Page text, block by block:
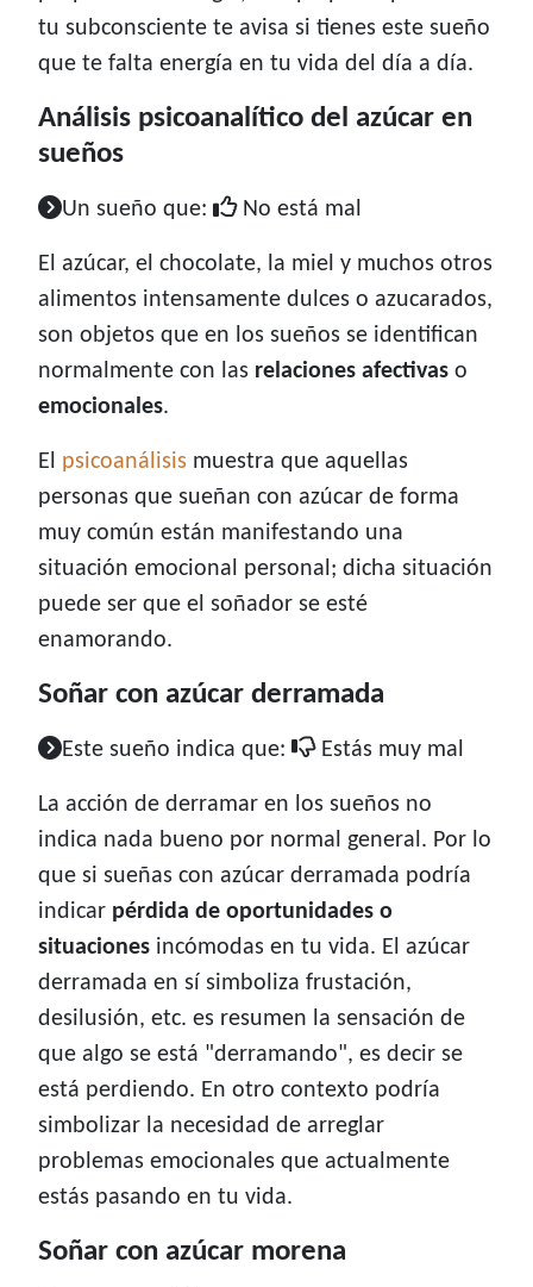
tu subconsciente te avisa si tienes este sueño
que te falta energía en tu vida del día a día.
Análisis psicoanalítico del azúcar en
sueños
Un sueño que: No está mal
El azúcar, el chocolate, la miel y muchos otros
alimentos intensamente dulces o azucarados,
son objetos que en los sueños se identifican
normalmente con las relaciones afectivas o
emocionales.
El psicoanálisis muestra que aquellas
personas que sueñan con azúcar de forma
muy común están manifestando una
situación emocional personal; dicha situación
puede ser que el soñador se esté
enamorando.
Soñar con azúcar derramada
Este sueño indica que: Estás muy mal
La acción de derramar en los sueños no
indica nada bueno por normal general. Por lo
que si sueñas con azúcar derramada podría
indicar pérdida de oportunidades o
situaciones incómodas en tu vida. El azúcar
derramada en sí simboliza frustación,
desilusión, etc. es resumen la sensación de
que algo se está "derramando", es decir se
está perdiendo. En otro contexto podría
simbolizar la necesidad de arreglar
problemas emocionales que actualmente
estás pasando en tu vida.
Soñar con azúcar morena